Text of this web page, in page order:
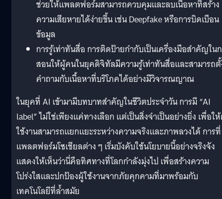
ช่วยให้แพลตฟอร์มสามารถควบคุมและลบเนื้อหาที่สร้าง
ความเสียหายได้ง่ายขึ้น เช่น Deepfake หรือการบิดเบือน
ข้อมูล
การรู้เท่าทันสื่อ การติดป้ายกำกับเป็นเครื่องมือสำคัญใน
สอนให้ผู้คนในยุคดิจิทัลมีความรู้เท่าทันสื่อและสามารถ
คำถามกับเนื้อหาที่บริโภคได้อย่างมีวิจารณญาณ
ในยุคที่ AI เข้ามามีบทบาทสำคัญในชีวิตประจำวัน การมี “AI
label” ไม่ใช่เพียงแค่ทางเลือก แต่เป็นสิ่งจำเป็นอย่างยิ่ง เพื่อใ
ใช้งานสามารถแยกแยะระหว่างความจริงและภาพลวงได้ การที่
แพลตฟอร์มโซเชียลต่าง ๆ เริ่มบังคับใช้นโยบายนี้อย่างจริงจัง
แสดงให้เห็นว่านี่คือทิศทางที่โลกกำลังมุ่งไป เพื่อสร้างความ
โปร่งใสและปกป้องผู้ใช้งานจากภัยคุกคามที่มาพร้อมกับ
เทคโนโลยีที่ล้ำสมัย